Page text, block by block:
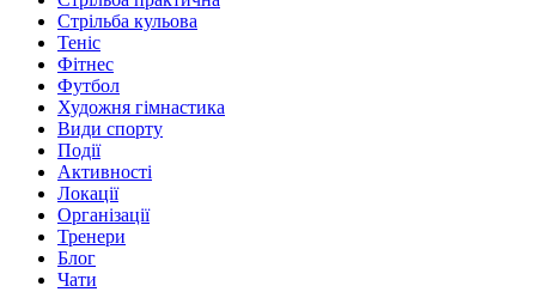
Стрільба кульова
Теніс
Фітнес
Футбол
Художня гімнастика
Види спорту
Події
Активності
Локації
Організації
Тренери
Блог
Чати